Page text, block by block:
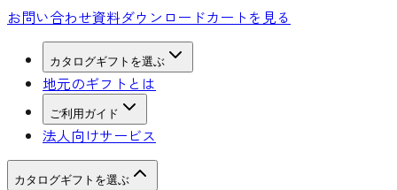
お問い合わせ資料ダウンロードカートを見る
カタログギフトを選ぶ
地元のギフトとは
ご利用ガイド
法人向けサービス
カタログギフトを選ぶ